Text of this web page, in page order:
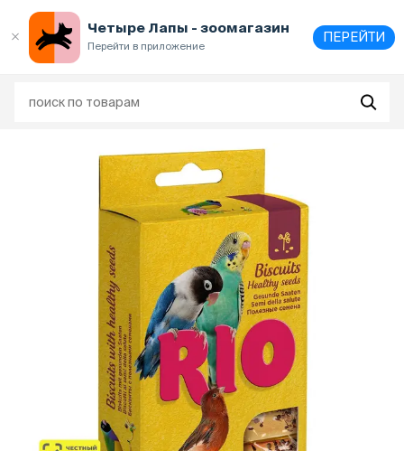
Четыре Лапы - зоомагазин
Перейти в приложение
ПЕРЕЙТИ